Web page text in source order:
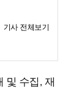
기사 전체보기
및 수집, 재